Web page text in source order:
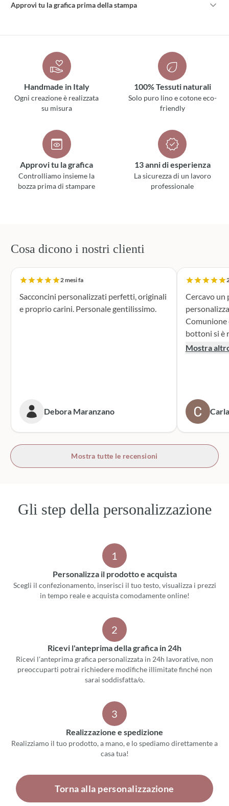
Approvi tu la grafica prima della stampa
Handmade in Italy
Ogni creazione è realizzata
su misura
100% Tessuti naturali
Solo puro lino e cotone eco-
friendly
Approvi tu la grafica
Controlliamo insieme la
bozza prima di stampare
13 anni di esperienza
La sicurezza di un lavoro
professionale
Cosa dicono i nostri clienti
2 mesi fa
Sacconcini personalizzati perfetti, originali
e proprio carini. Personale gentilissimo.
Debora Maranzano
Cercavo
Comunione di
bottoni si è
supporto
prossime
bottoni!
Mostra
Mostra tutte le recensioni
Gli step della personalizzazione
1
Personalizza il prodotto e acquista
Scegli il confezionamento, inserisci il tuo testo, visualizza i prezzi
in tempo reale e acquista comodamente online!
2
Ricevi l'anteprima della grafica in 24h
Ricevi l'anteprima grafica personalizzata in 24h lavorative, non
preoccuparti potrai richiedere modifiche illimitate finché non
sarai soddisfatta/o.
3
Realizzazione e spedizione
Realizziamo il tuo prodotto, a mano, e lo spediamo direttamente a
casa tua!
Torna alla personalizzazione